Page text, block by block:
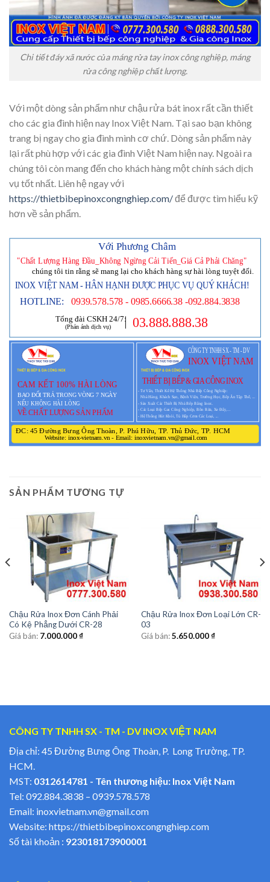
Chi tiết đáy xã nước của máng rửa tay inox công nghiệp, máng
rửa công nghiệp chất lượng.
Với một dòng sản phẩm như chậu rửa bát inox rất cần thiết
cho các gia đình hiện nay Inox Việt Nam. Tại sao bạn không
trang bị ngay cho gia đình mình cơ chứ. Dòng sản phẩm này
lại rất phù hợp với các gia đình Việt Nam hiện nay. Ngoài ra
chúng tôi còn mang đến cho khách hàng một chính sách dịch
vụ tốt nhất. Liên hệ ngay với
https://thietbibepinoxcongnghiep.com/để được tìm hiểu kỹ
hơn về sản phẩm.
SẢN PHẨM TƯƠNG TỰ
Chậu Rửa Inox Đơn Cánh Phải
Có Kệ Phẳng Dưới CR-28
Giá bán: 7.000.000₫
Chậu Rửa Inox Đơn Loại Lớn CR-
03
Giá bán:5.650.000₫
CÔNG TY TNHH SX - TM - DV INOX VIỆT NAM
Địa chỉ: 45 Đường Bưng Ông Thoàn, P. Long Trường, TP.
HCM.
MST: 0312614781 - Tên thương hiệu: Inox Việt Nam
Tel: 092.884.3838 – 0939.578.578
Email: inoxvietnam.vn@gmail.com
Website: https://thietbibepinoxcongnghiep.com
Số tài khoản : 923018173900001